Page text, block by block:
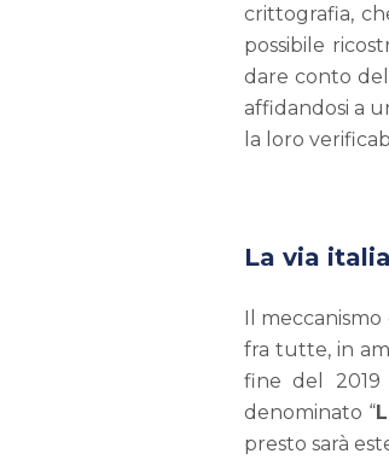
crittografia,
possibile
dare conto
affidandosi a
la loro
La via
Il
fra tutte, in
fine del 2019
denominato “
presto sarà